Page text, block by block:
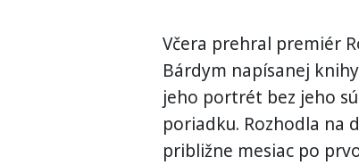
Včera prehral premiér
Bárdym napísanej
jeho portrét bez jeho
poriadku. Rozhodla na
približne mesiac po